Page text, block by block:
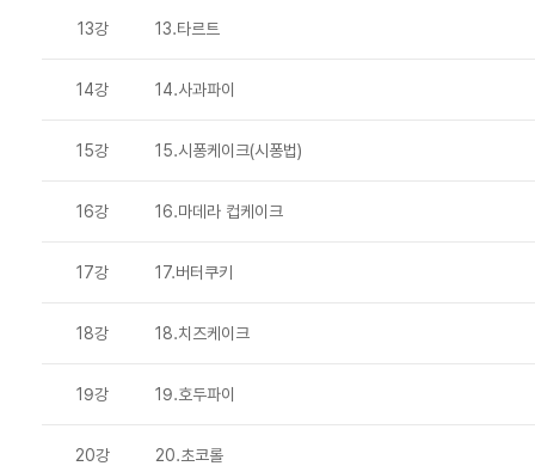
13강 13.타르트
14강 14.사과파이
15강 15.시퐁케이크(시퐁법)
16강 16.마데라 컵케이크
17강 17.버터쿠키
18강 18.치즈케이크
19강 19.호두파이
20강 20.초코롤